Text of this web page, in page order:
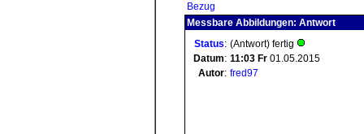
Bezug
Messbare Abbildungen: Antwort
Status: (Antwort) fertig
Datum: 11:03 Fr 01.05.2015
Autor: fred97